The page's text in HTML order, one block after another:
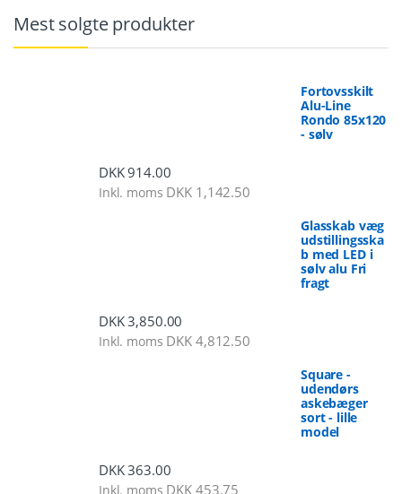
Mest solgte produkter
Fortovsskilt
Alu-Line
Rondo 85x120
- sølv
DKK914.00
Inkl. moms DKK 1,142.50
Glasskab væg
udstillingsska
b med LED i
sølv alu Fri
fragt
DKK3,850.00
Inkl. moms DKK 4,812.50
Square -
udendørs
askebæger
sort - lille
model
DKK363.00
Inkl. moms DKK 453.75